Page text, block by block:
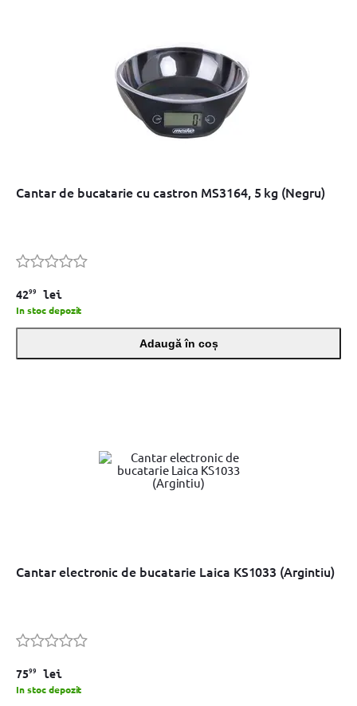
Cantar de bucatarie cu castron MS3164, 5 kg (Negru)
4299 lei
In stoc depozit
Adaugă în coș
Cantar electronic de bucatarie Laica KS1033 (Argintiu)
7599 lei
In stoc depozit